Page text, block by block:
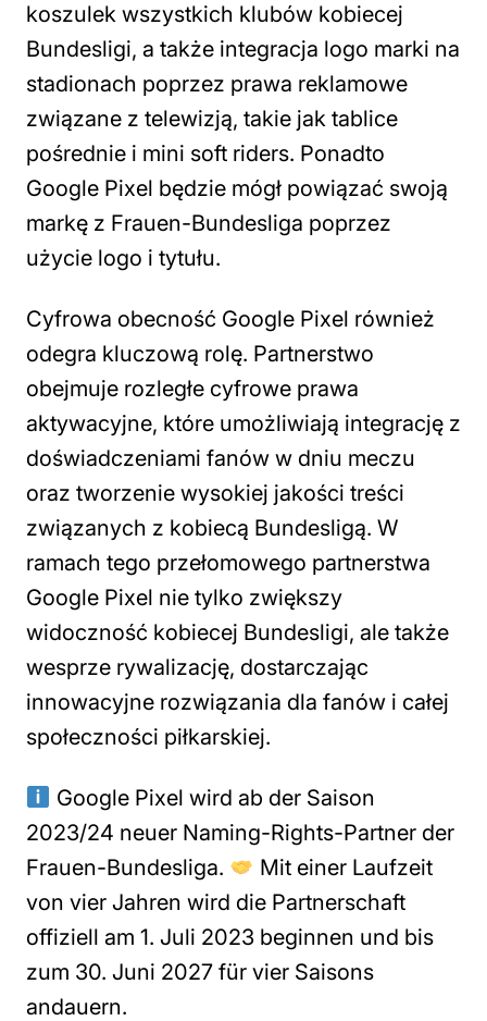
koszulek wszystkich klubów kobiecej
Bundesligi, a także integracja logo marki na
stadionach poprzez prawa reklamowe
związane z telewizją, takie jak tablice
pośrednie i mini soft riders. Ponadto
Google Pixel będzie mógł powiązać swoją
markę z Frauen-Bundesliga poprzez
użycie logo i tytułu.
Cyfrowa obecność Google Pixel również
odegra kluczową rolę. Partnerstwo
obejmuje rozległe cyfrowe prawa
aktywacyjne, które umożliwiają integrację z
doświadczeniami fanów w dniu meczu
oraz tworzenie wysokiej jakości treści
związanych z kobiecą Bundesligą. W
ramach tego przełomowego partnerstwa
Google Pixel nie tylko zwiększy
widoczność kobiecej Bundesligi, ale także
wesprze rywalizację, dostarczając
innowacyjne rozwiązania dla fanów i całej
społeczności piłkarskiej.
Google Pixel wird ab der Saison
2023/24 neuer Naming-Rights-Partner der
Frauen-Bundesliga.
Mit einer Laufzeit
von vier Jahren wird die Partnerschaft
offiziell am 1. Juli 2023 beginnen und bis
zum 30. Juni 2027 für vier Saisons
andauern.